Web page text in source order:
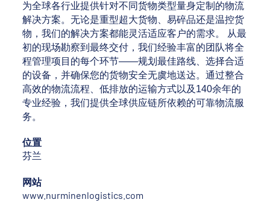
为全球各行业提供针对不同货物类型量身定制的物流
解决方案。无论是重型超大货物、易碎品还是温控货
物，我们的解决方案都能灵活适应客户的需求。 从最
初的现场勘察到最终交付，我们经验丰富的团队将全
程管理项目的每个环节——规划最佳路线、选择合适
的设备，并确保您的货物安全无虞地送达。通过整合
高效的物流流程、低排放的运输方式以及140余年的
专业经验，我们提供全球供应链所依赖的可靠物流服
务。
位置
芬兰
网站
www.nurminenlogistics.com